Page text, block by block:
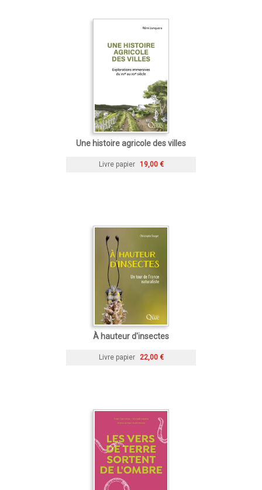
Une histoire agricole des villes
Livre papier 19,00 €
À hauteur d'insectes
Livre papier 22,00 €